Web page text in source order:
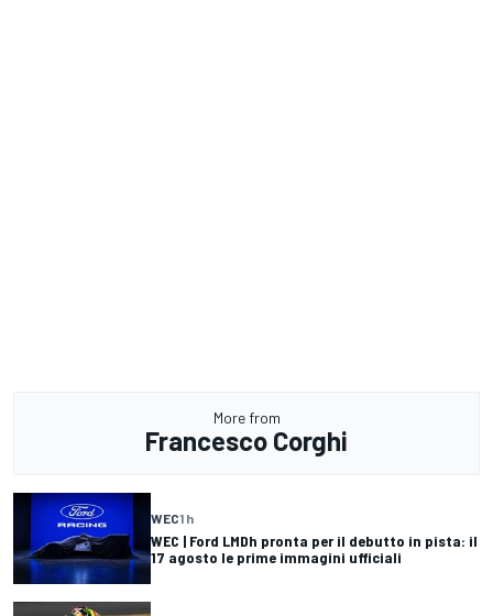
More from
Francesco Corghi
WEC1 h
WEC | Ford LMDh pronta per il debutto in pista: il
17 agosto le prime immagini ufficiali